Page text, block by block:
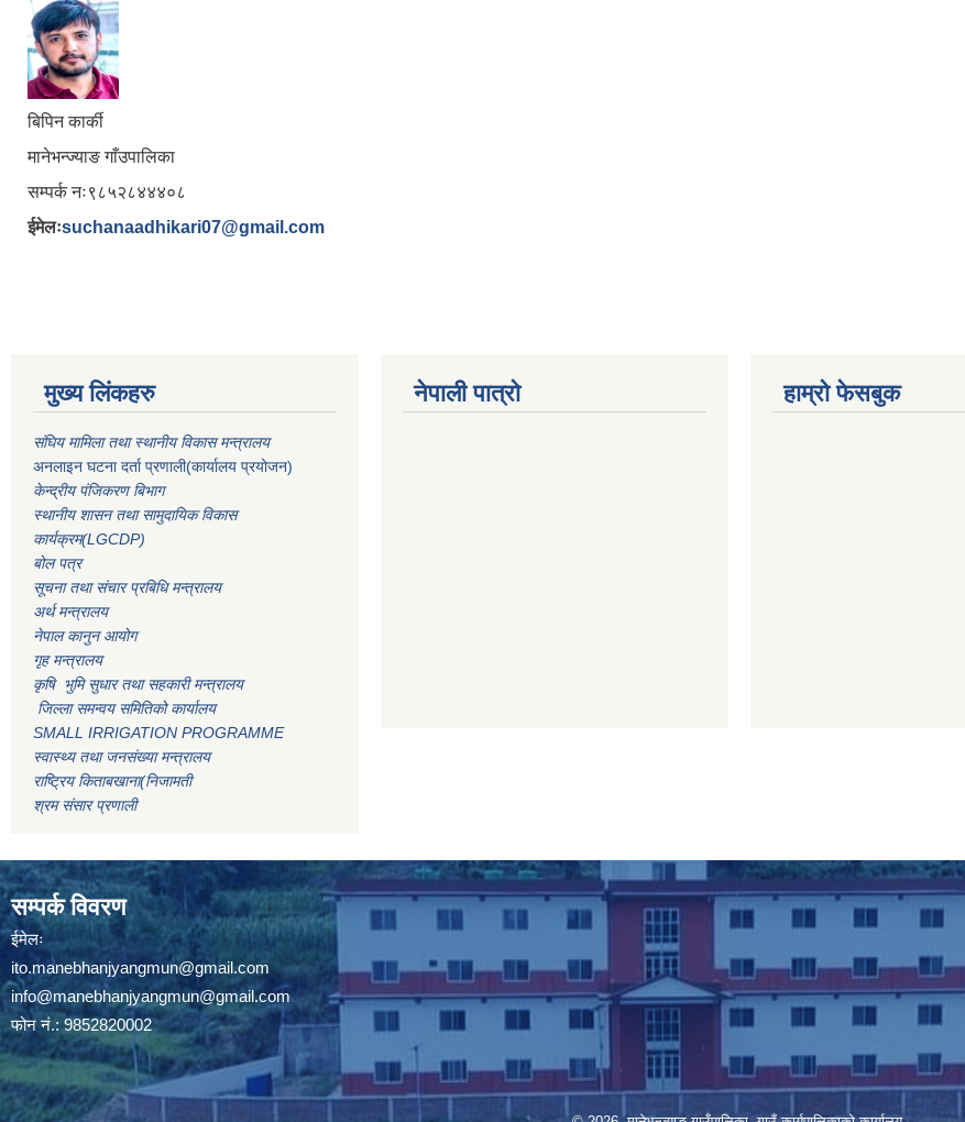
बिपिन कार्की
मानेभन्ज्याङ गाँउपालिका
सम्पर्क नः९८५२८४४४०८
ईमेलःsuchanaadhikari07@gmail.com
मुख्य लिंकहरु
संघिय मामिला तथा स्थानीय विकास मन्त्रालय
अनलाइन घटना दर्ता प्रणाली(कार्यालय प्रयोजन)
केन्द्रीय पंजिकरण बिभाग
स्थानीय शासन तथा सामुदायिक विकास
कार्यक्रम(LGCDP)
बोल पत्र
सूचना तथा संचार प्रबिधि मन्त्रालय
अर्थ मन्त्रालय
नेपाल कानुन आयोग
गृह मन्त्रालय
कृषि भुमि सुधार तथा सहकारी मन्त्रालय
जिल्ला समन्वय समितिको कार्यालय
SMALL IRRIGATION PROGRAMME
स्वास्थ्य तथा जनसंख्या मन्त्रालय
राष्ट्रिय किताबखाना(निजामती
श्रम संसार प्रणाली
नेपाली पात्रो हाम्रो फेसबुक
सम्पर्क विवरण
ईमेलः
ito.manebhanjyangmun@gmail.com
info@manebhanjyangmun@gmail.com
फोन नं.: 9852820002